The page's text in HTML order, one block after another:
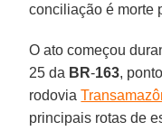
conciliação é morte
O ato começou
25 da BR-163,
rodovia
principais rotas de